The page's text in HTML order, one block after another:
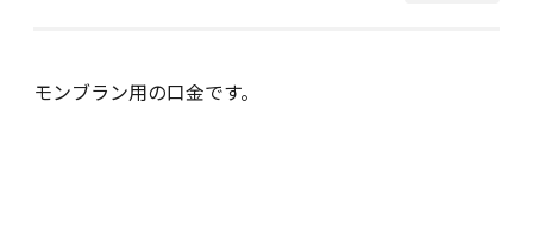
モンブラン用の口金です。